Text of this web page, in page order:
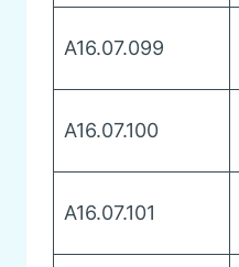
А16.07.099
А16.07.100
А16.07.101